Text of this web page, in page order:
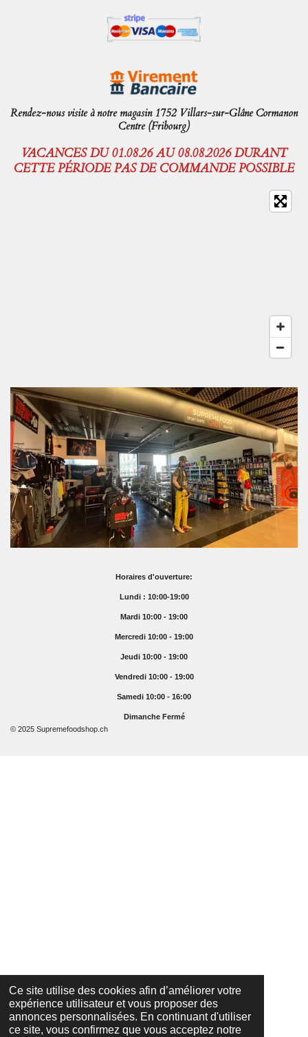
Ce site utilise des cookies afin d’améliorer votre
expérience utilisateur et vous proposer des
annonces personnalisées. En continuant d'utiliser
ce site, vous confirmez que vous acceptez notre
Rendez-nous visite à notre magasin 1752 Villars-sur-Glâne Cormanon
Centre (Fribourg)
VACANCES DU 01.08.26 AU 08.08.2026 DURANT
CETTE PÉRIODE PAS DE COMMANDE POSSIBLE
Horaires d'ouverture:
Lundi : 10:00-19:00
Mardi 10:00 - 19:00
Mercredi 10:00 - 19:00
Jeudi 10:00 - 19:00
Vendredi 10:00 - 19:00
Samedi 10:00 - 16:00
Dimanche Fermé
© 2025 Supremefoodshop.ch